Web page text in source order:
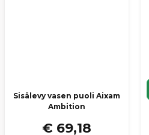
Sisälevy vasen puoli Aixam
Ambition
€ 69,18